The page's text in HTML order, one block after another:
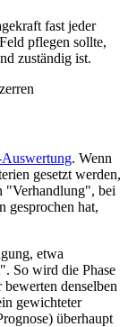
fast jeder
pflegen sollte,
zuständig ist.
. Wenn
gesetzt werden,
"Verhandlung", bei
gesprochen hat,
etwa
So wird die Phase
denselben
gewichteter
überhaupt